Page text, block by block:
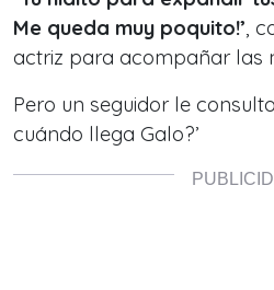
Me queda muy poquito!’,
actriz para acompañar las
Pero un seguidor le
cuándo llega Galo?’